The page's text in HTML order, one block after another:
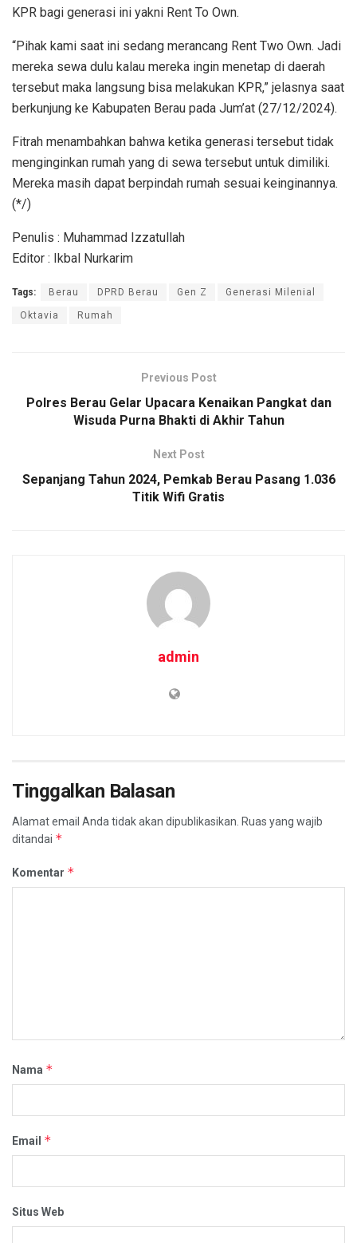
KPR bagi generasi ini yakni Rent To Own.
“Pihak kami saat ini sedang merancang Rent Two Own. Jadi
mereka sewa dulu kalau mereka ingin menetap di daerah
tersebut maka langsung bisa melakukan KPR,” jelasnya saat
berkunjung ke Kabupaten Berau pada Jum’at (27/12/2024).
Fitrah menambahkan bahwa ketika generasi tersebut tidak
menginginkan rumah yang di sewa tersebut untuk dimiliki.
Mereka masih dapat berpindah rumah sesuai keinginannya.
(*/)
Penulis : Muhammad Izzatullah
Editor : Ikbal Nurkarim
Tags: Berau DPRD Berau Gen Z Generasi Milenial
Oktavia Rumah
Previous Post
Polres Berau Gelar Upacara Kenaikan Pangkat dan
Wisuda Purna Bhakti di Akhir Tahun
Next Post
Sepanjang Tahun 2024, Pemkab Berau Pasang 1.036
Titik Wifi Gratis
admin
Tinggalkan Balasan
Alamat email Anda tidak akan dipublikasikan. Ruas yang wajib
ditandai *
Komentar *
Nama *
Email *
Situs Web